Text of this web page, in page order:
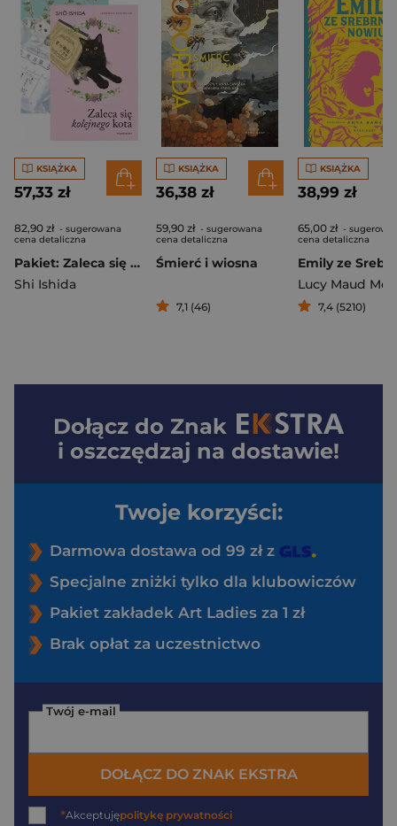
KSIĄŻKA
57,33 zł
82,90 zł - sugerowana
cena detaliczna
Pakiet: Zaleca się kota / Zaleca się kolejnego...
Shi Ishida
KSIĄŻKA
36,38 zł
59,90 zł - sugerowana
cena detaliczna
Śmierć i wiosna
7,1 (46)
KSIĄŻKA
38,99 zł
65,00 zł -
cena detaliczna
7,4 (5210)
Dołącz do Znak
i oszczędzaj na dostawie!
Twoje korzyści:
Darmowa dostawa od 99 zł z
Specjalne zniżki tylko dla klubowiczów
Pakiet zakładek Art Ladies za 1 zł
Brak opłat za uczestnictwo
Twój e-mail
DOŁĄCZ DO ZNAK EKSTRA
*Akceptujępolitykę prywatności